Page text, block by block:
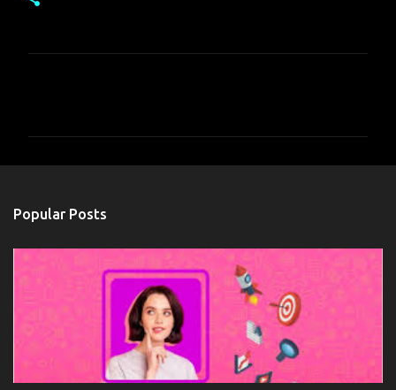
Popular Posts